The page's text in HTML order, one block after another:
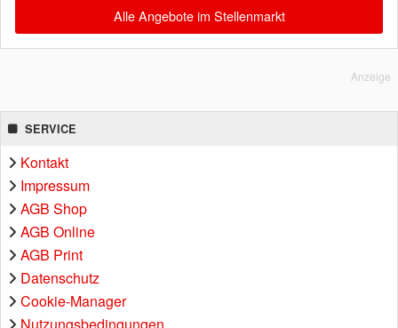
Alle Angebote im Stellenmarkt
Anzeige
SERVICE
Kontakt
Impressum
AGB Shop
AGB Online
AGB Print
Datenschutz
Cookie-Manager